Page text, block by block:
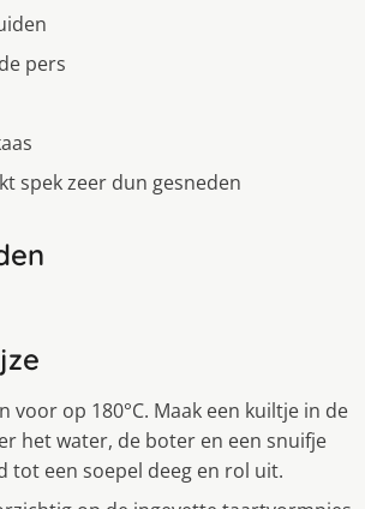
pers
spek zeer dun gesneden
voor op 180°C. Maak een kuiltje in de
het water, de boter en een snuifje
tot een soepel deeg en rol uit.